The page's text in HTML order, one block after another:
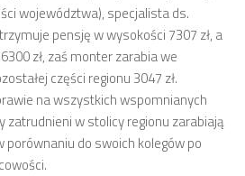
województwa), specjalista ds.
pensję w wysokości 7307 zł, a
zł, zaś monter zarabia we
części regionu 3047 zł.
na wszystkich wspomnianych
zatrudnieni w stolicy regionu zarabiają
porównaniu do swoich kolegów po